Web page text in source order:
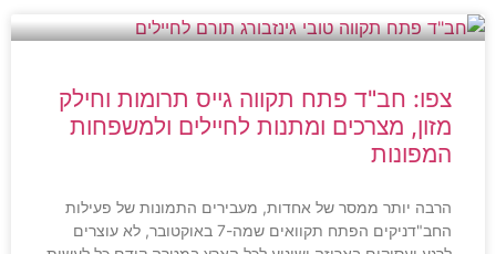
צפו: חב"ד פתח תקווה גייס תרומות וחילק
מזון, מצרכים ומתנות לחיילים ולמשפחות
המפונות
הרבה יותר ממסר של אחדות, מעבירים התמונות של פעילות
החב"דניקים הפתח תקוואים שמה-7 באוקטובר, לא עוצרים